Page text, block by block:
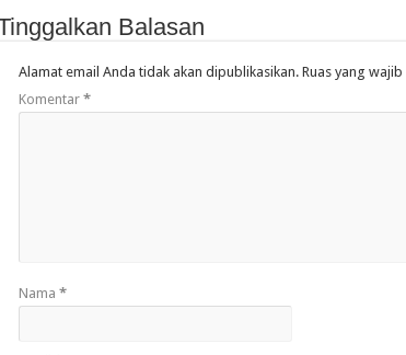
Balasan
Alamat email Anda tidak akan dipublikasikan. Ruas yang
Komentar *
Nama *